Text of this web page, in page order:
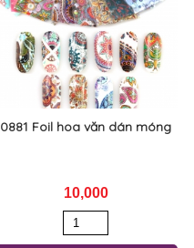
0881 Foil hoa văn dán móng
10,000